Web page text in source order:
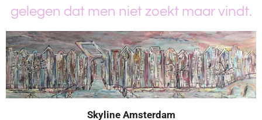
gelegen dat men niet zoekt maar vindt.
Skyline Amsterdam